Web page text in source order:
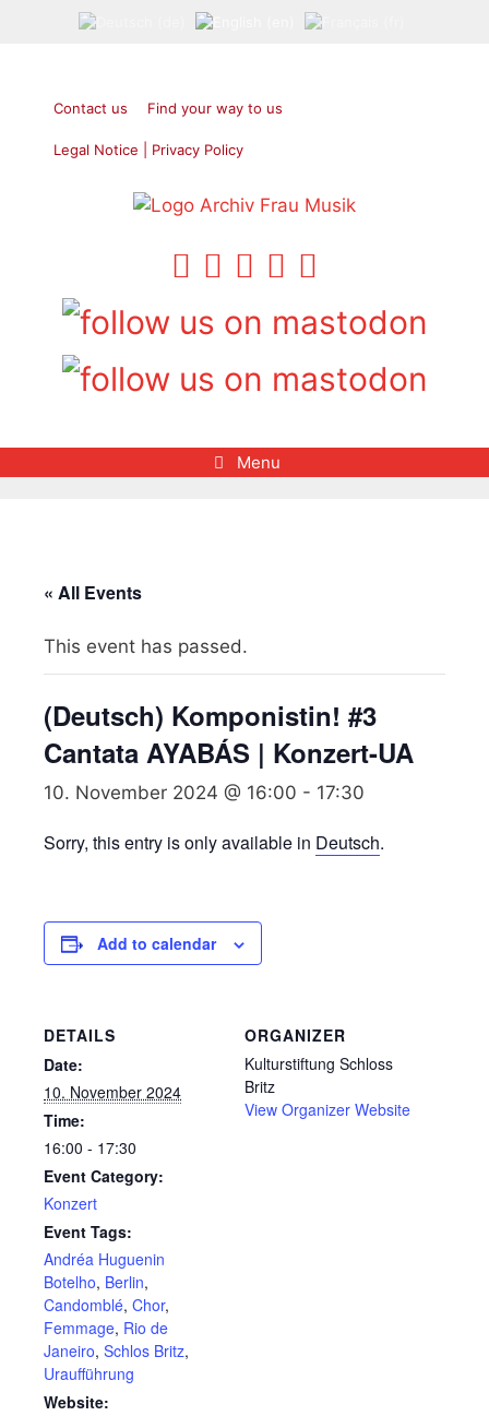
Contact us Find your way to us
Legal Notice | Privacy Policy
Menu
« All Events
This event has passed.
(Deutsch) Komponistin! #3
Cantata AYABÁS | Konzert-UA
10. November 2024 @ 16:00 - 17:30
Sorry, this entry is only available in Deutsch.
Add to calendar
DETAILS
Date:
10. November 2024
Time:
16:00 - 17:30
Event Category:
Konzert
Event Tags:
Andréa Huguenin
Botelho, Berlin,
Candomblé, Chor,
Femmage, Rio de
Janeiro, Schlos Britz,
Uraufführung
Website:
ORGANIZER
Kulturstiftung Schloss
Britz
View Organizer Website